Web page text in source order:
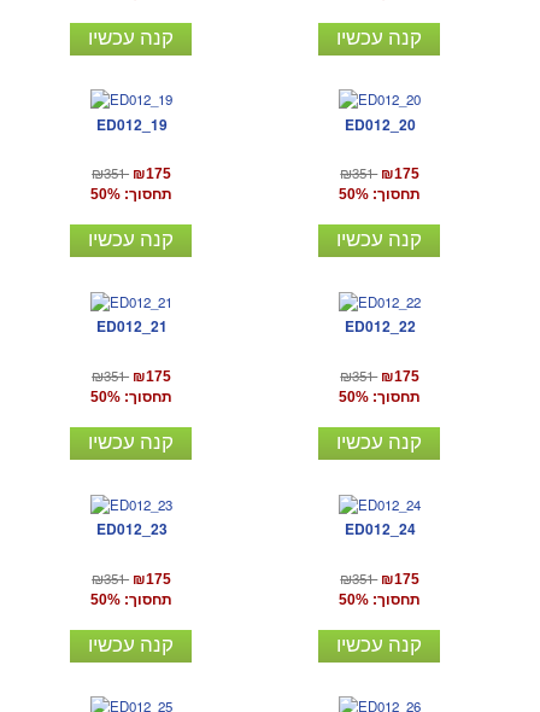
קנה עכשיו קנה עכשיו
ED012_19
₪351 ₪175
תחסוך: 50%
קנה עכשיו
ED012_20
₪351 ₪175
תחסוך: 50%
קנה עכשיו
ED012_21
₪351 ₪175
תחסוך: 50%
קנה עכשיו
ED012_22
₪351 ₪175
תחסוך: 50%
קנה עכשיו
ED012_23
₪351 ₪175
תחסוך: 50%
קנה עכשיו
ED012_24
₪351 ₪175
תחסוך: 50%
קנה עכשיו